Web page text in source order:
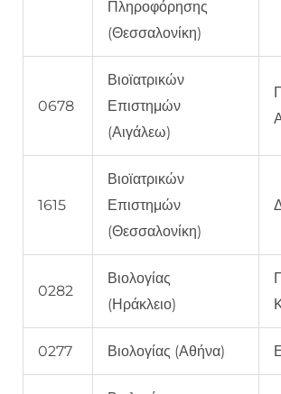
Πληροφόρησης
(Θεσσαλονίκη)
0678
Βιοϊατρικών
Επιστημών
(Αιγάλεω)
1615
Βιοϊατρικών
Επιστημών
(Θεσσαλονίκη)
0282
Βιολογίας
(Ηράκλειο)
0277 Βιολογίας (Αθήνα)